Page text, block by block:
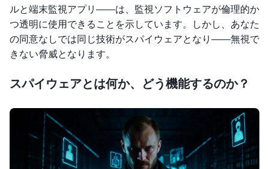
ルと端末監視アプリ——は、監視ソフトウェアが倫理的か
つ透明に使用できることを示しています。しかし、あなた
の同意なしでは同じ技術がスパイウェアとなり——無視で
きない脅威となります。
スパイウェアとは何か、どう機能するのか？